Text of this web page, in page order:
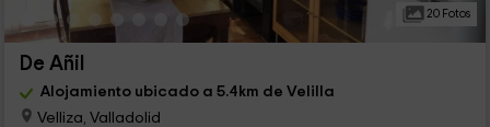
20 Fotos
De Añil
Alojamiento ubicado a 5.4km de Velilla
Velliza, Valladolid